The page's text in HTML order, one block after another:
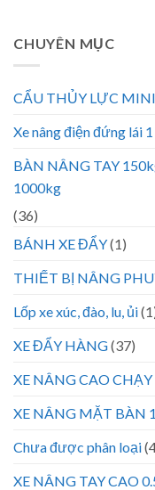
CHUYÊN MỤC
CẨU THỦY LỰC
Xe nâng điện đứng lái
BÀN NÂNG TAY
1000kg
(36)
BÁNH XE ĐẨY(1)
THIẾT BỊ NÂNG
Lốp xe xúc, đào, lu, ủi
XE ĐẨY HÀNG(37)
XE NÂNG CAO
XE NÂNG MẶT BÀN
Chưa được phân loại
XE NÂNG TAY CAO